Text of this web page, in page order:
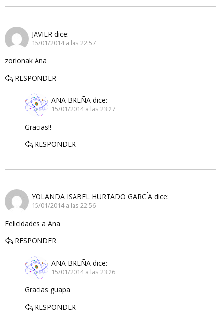
JAVIER dice:
15/01/2014 a las 22:57
zorionak Ana
RESPONDER
ANA BREÑA dice:
15/01/2014 a las 23:27
Gracias!!
RESPONDER
YOLANDA ISABEL HURTADO GARCÍA dice:
15/01/2014 a las 22:56
Felicidades a Ana
RESPONDER
ANA BREÑA dice:
15/01/2014 a las 23:26
Gracias guapa
RESPONDER